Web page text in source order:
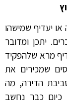
יעדיף שמישהו
יתכן ומדובר
מרא שלהפקיד
שמכירים את
הדירה, מה
כיום כבר נחשב